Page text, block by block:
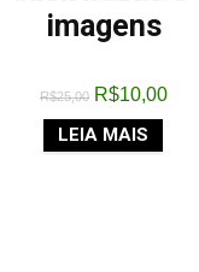
imagens
R$25,00 R$10,00
LEIA MAIS